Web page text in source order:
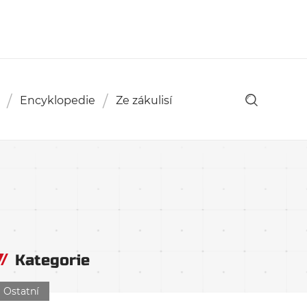
Encyklopedie Ze zákulisí
Kategorie
Ostatní